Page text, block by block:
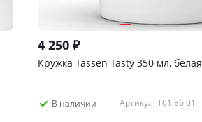
4 250₽
Кружка Tassen Tasty 350 мл, белая
В наличии Артикул: T01.86.01